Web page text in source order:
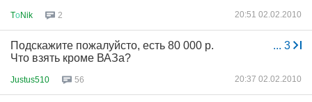
TоNik 2 20:51 02.02.2010
... 3
Подскажите пожалуйсто, есть 80 000 р.
Что взять кроме ВАЗа?
Justus510 56 20:37 02.02.2010